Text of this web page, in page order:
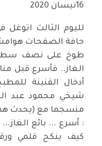
16نيسان 2020
لليوم الثالث اتوغل
حافة الصفحات
طوخ على نصف
الغاز.. فأسرع قبل
أدخال القنينة
شيخي محمود عبد
منسجما مع (يحدث
: أسرع ... بائع
كيف ينكح قلمي